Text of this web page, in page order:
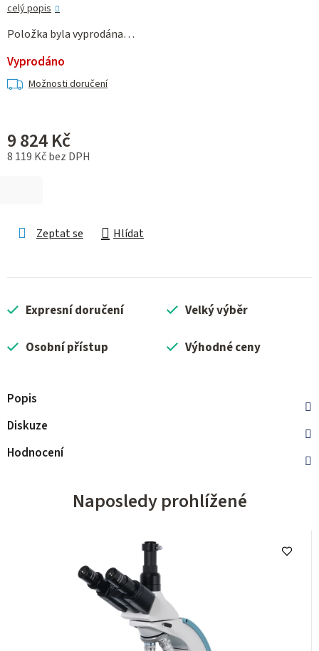
celý popis
Položka byla vyprodána…
Vyprodáno
Možnosti doručení
9 824 Kč
8 119 Kč bez DPH
Zeptat se Hlídat
Expresní doručení Velký výběr
Osobní přístup Výhodné ceny
Popis
Diskuze
Hodnocení
Naposledy prohlížené